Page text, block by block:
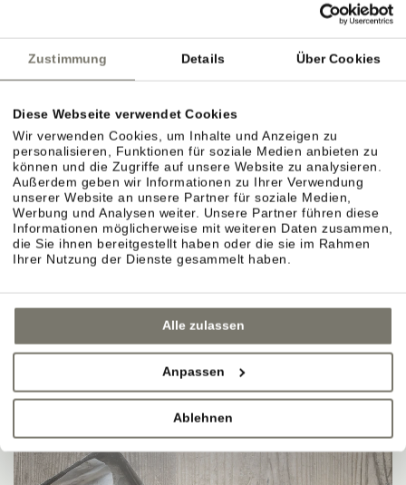
Zustimmung Details Über Cookies
Diese Webseite verwendet Cookies
Wir verwenden Cookies, um Inhalte und Anzeigen zu
personalisieren, Funktionen für soziale Medien anbieten zu
können und die Zugriffe auf unsere Website zu analysieren.
Außerdem geben wir Informationen zu Ihrer Verwendung
unserer Website an unsere Partner für soziale Medien,
Werbung und Analysen weiter. Unsere Partner führen diese
Informationen möglicherweise mit weiteren Daten zusammen,
die Sie ihnen bereitgestellt haben oder die sie im Rahmen
Ihrer Nutzung der Dienste gesammelt haben.
Alle zulassen
Anpassen
Ablehnen